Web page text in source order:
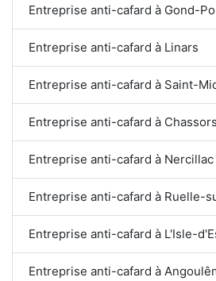
Entreprise anti-cafard à Gond-
Entreprise anti-cafard à Linars
Entreprise anti-cafard à Saint-
Entreprise anti-cafard à Chassors
Entreprise anti-cafard à Nercillac
Entreprise anti-cafard à Ruelle-
Entreprise anti-cafard à L'Isle-
Entreprise anti-cafard à